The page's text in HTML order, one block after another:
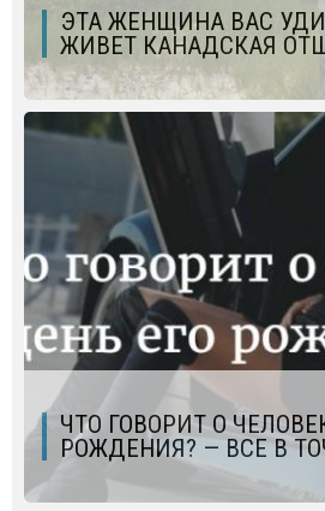
ЭТА ЖЕНЩИНА ВАС
ЖИВЕТ КАНАДСКАЯ
ЧТО ГОВОРИТ О
РОЖДЕНИЯ? — ВСЕ В